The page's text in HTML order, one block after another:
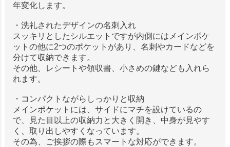
年変化します。
・洗礼されたデザインの名刺入れ
スッキリとしたシルエットですが内側にはメインポケ
ットの他に2つのポケットがあり、名刺やカードなどを
分けて収納できます。
その他、レシートや領収書、小さめの鍵なども入れら
れます。
・コンパクトながらしっかりと収納
メインポケットには、サイドにマチを設けているの
で、見た目以上の収納力と大きく開き、中身が見やす
く、取り出しやすくなっています。
その為、ご挨拶の際もスマートな対応ができます。